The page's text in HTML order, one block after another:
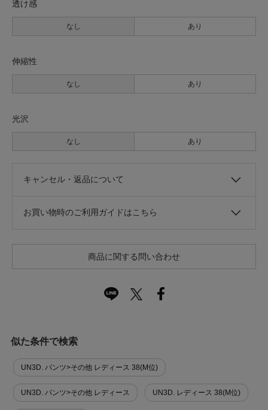
透け感
なし あり
伸縮性
なし あり
光沢
なし あり
キャンセル・返品について
お買い物時のご利用ガイドはこちら
商品に関する問い合わせ
似た条件で検索
UN3D. パンツ>その他 レディース 38(M位)
UN3D. パンツ>その他 レディース UN3D. レディース 38(M位)